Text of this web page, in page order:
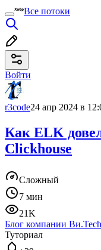
Все потоки
Войти
r3code24 апр 2024 в
Как ELK
Clickhouse
Сложный
7 мин
21K
Блог компании Ви.Tech
Туториал